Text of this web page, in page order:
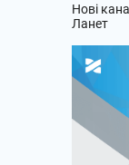
Нові
Ланет